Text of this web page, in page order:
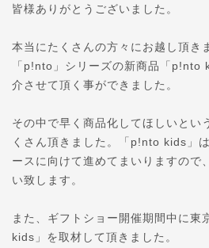
皆様ありがとうございました。
本当にたくさんの方々にお越し頂き
「p!nto」シリーズの新商品「p!nto
介させて頂く事ができました。
その中で早く商品化してほしいとい
くさん頂きました。「p!nto kids」
ースに向けて進めてまいりますので
い致します。
また、ギフトショー開催期間中に
kids」を取材して頂きました。